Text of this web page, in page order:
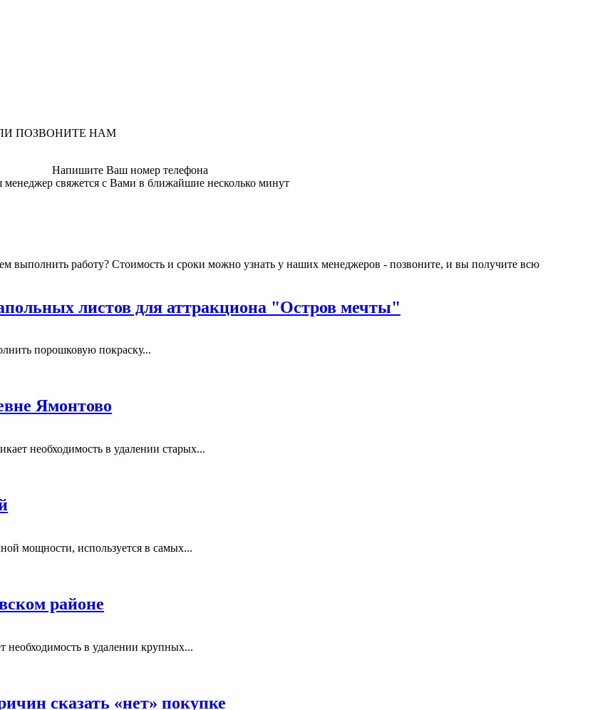
ПОЗВОНИТЕ НАМ
Напишите Ваш номер телефона
менеджер свяжется с Вами в ближайшие несколько минут
выполнить работу? Стоимость и сроки можно узнать у наших менеджеров - позвоните, и вы получите всю
листов для аттракциона "Остров мечты"
порошковую покраску...
Ямонтово
необходимость в удалении старых...
мощности, используется в самых...
районе
необходимость в удалении крупных...
сказать «нет» покупке